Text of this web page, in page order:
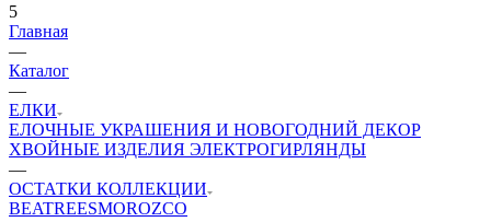
5
Главная
—
Каталог
—
ЕЛКИ
ЕЛОЧНЫЕ УКРАШЕНИЯ И НОВОГОДНИЙ ДЕКОР
ХВОЙНЫЕ ИЗДЕЛИЯ ЭЛЕКТРОГИРЛЯНДЫ
—
ОСТАТКИ КОЛЛЕКЦИИ
BEATREESMOROZCO